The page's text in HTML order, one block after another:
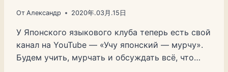
От Александр 2020年.03月.15日
У Японского языкового клуба теперь есть свой
канал на YouTube — «Учу японский — мурчу».
Будем учить, мурчать и обсуждать всё, что